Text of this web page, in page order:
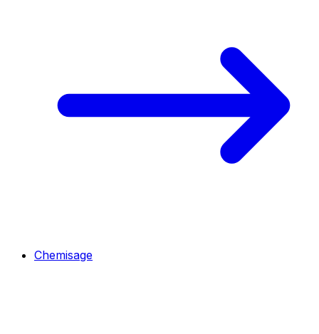
Chemisage